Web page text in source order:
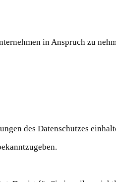
in Anspruch zu
des Datenschutzes